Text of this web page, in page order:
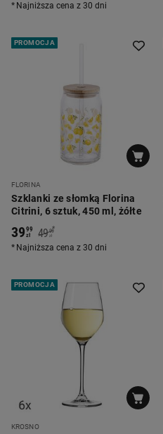
Najniższa cena z 30 dni
PROMOCJA
FLORINA
Szklanki ze słomką Florina
Citrini, 6 sztuk, 450 ml, żółte
3999
zł 49 99
zł
*
Najniższa cena z 30 dni
PROMOCJA
KROSNO